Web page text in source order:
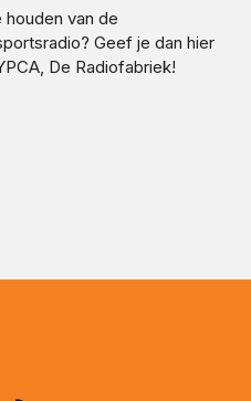
van de
? Geef je dan hier
De Radiofabriek!